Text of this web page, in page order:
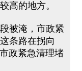
高的地方。
被淹，市政紧
条路在拐向
政紧急清理堵